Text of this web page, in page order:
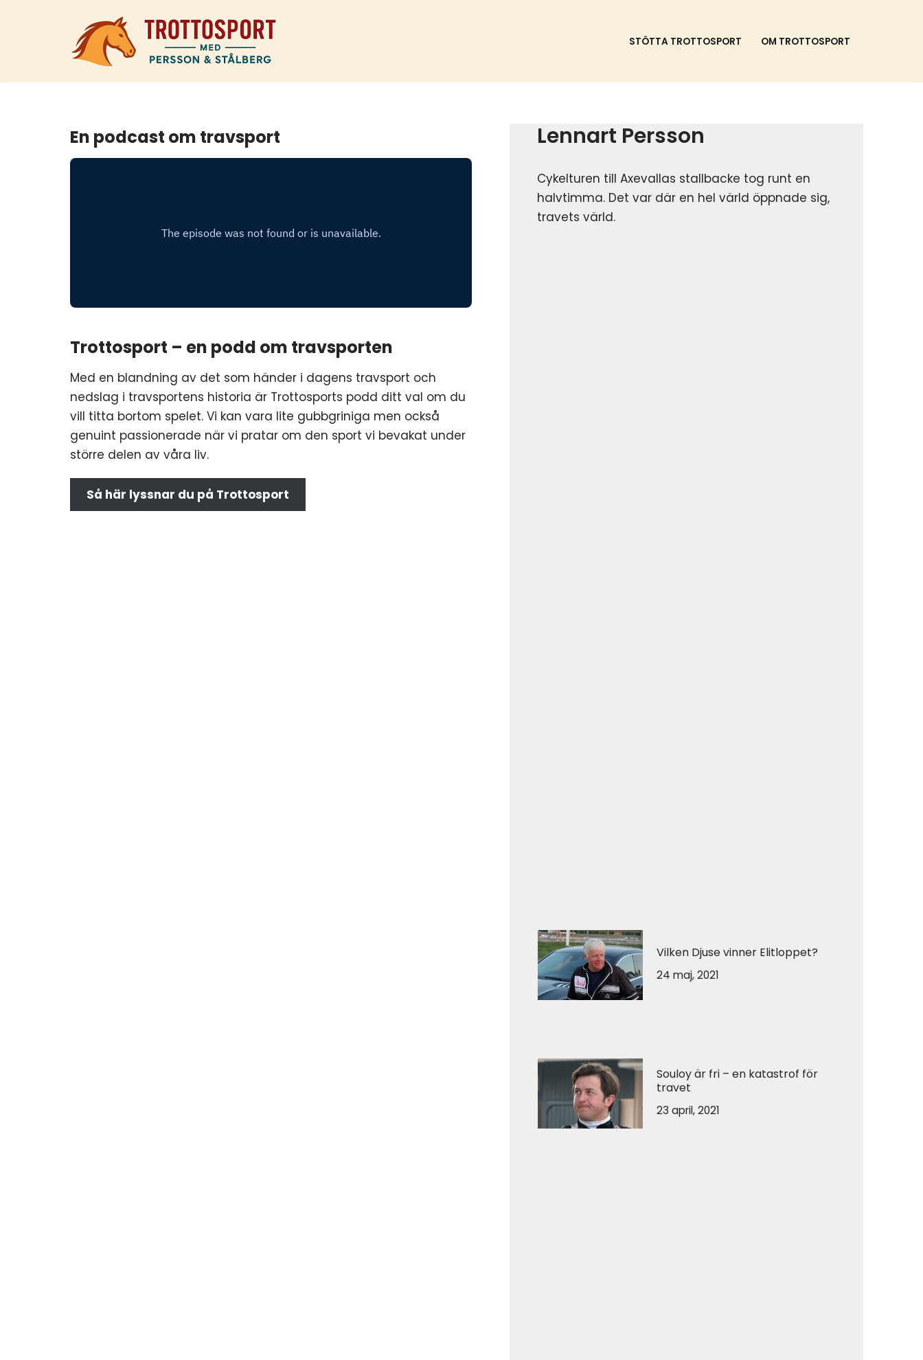
STÖTTA TROTTOSPORT OM TROTTOSPORT
En podcast om travsport
Trottosport – en podd om travsporten
Med en blandning av det som händer i dagens travsport och
nedslag i travsportens historia är Trottosports podd ditt val om du
vill titta bortom spelet. Vi kan vara lite gubbgriniga men också
genuint passionerade när vi pratar om den sport vi bevakat under
större delen av våra liv.
Så här lyssnar du på Trottosport
Lennart Persson
Cykelturen till Axevallas stallbacke tog runt en
halvtimma. Det var där en hel värld öppnade sig,
travets värld.
Vilken Djuse vinner Elitloppet?
24 maj, 2021
Souloy är fri – en katastrof för
travet
23 april, 2021